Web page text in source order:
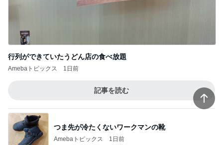
行列ができていたうどん店の食べ放題
Amebaトピックス 1日前
記事を読む
つま先が冷たくないワークマンの靴
Amebaトピックス 1日前